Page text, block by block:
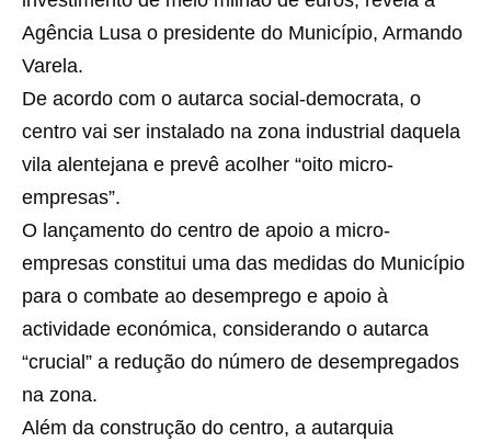
Agência Lusa o presidente do Município, Armando
Varela.
De acordo com o autarca social-democrata, o
centro vai ser instalado na zona industrial daquela
vila alentejana e prevê acolher “oito micro-
empresas”.
O lançamento do centro de apoio a micro-
empresas constitui uma das medidas do Município
para o combate ao desemprego e apoio à
actividade económica, considerando o autarca
“crucial” a redução do número de desempregados
na zona.
Além da construção do centro, a autarquia